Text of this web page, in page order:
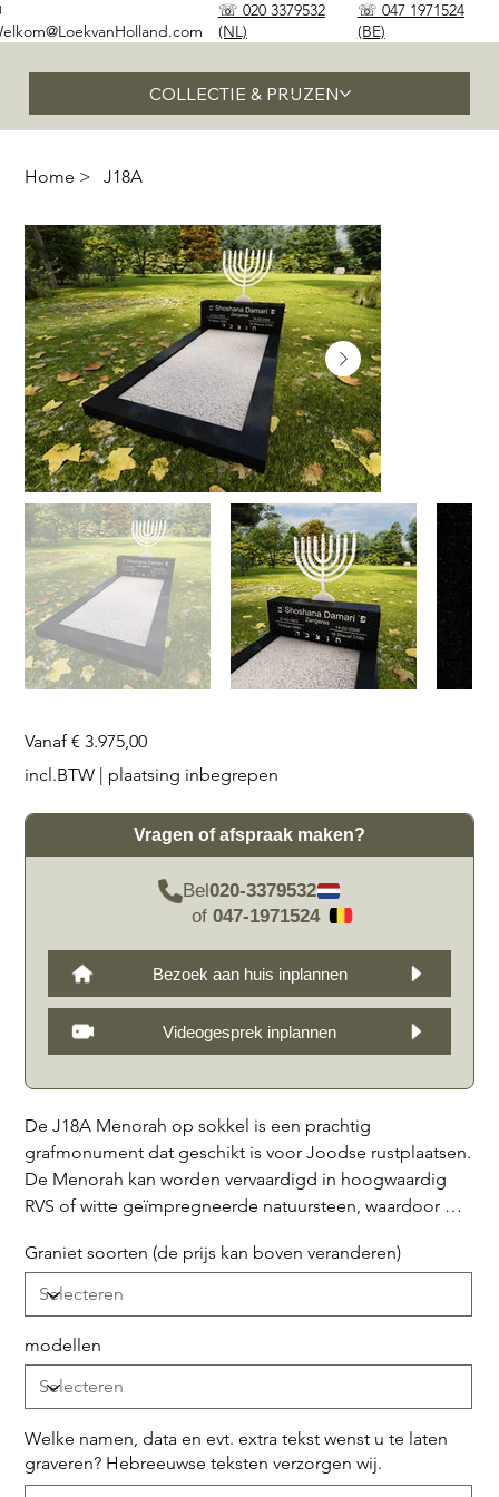
COLLECTIE & PRIJZEN
☏ 020 3379532
(NL)
☏ 047 1971524
(BE)
Home > J18A
Vanaf Prijs
€ 3.975,00
incl.BTW
plaatsing inbegrepen
Vragen of afspraak maken?
Bel020-3379532
of 047-1971524
Bezoek aan huis inplannen
Videogesprek inplannen
De J18A Menorah op sokkel is een prachtig
grafmonument dat geschikt is voor Joodse rustplaatsen.
De Menorah kan worden vervaardigd in hoogwaardig
RVS of witte geïmpregneerde natuursteen, waardoor het
fraaie sokkel waarop ook joodse teksten kunnen
worden gegraveerd, waardoor het een persoonlijke en
betekenisvolle toevoeging is aan de rustplaats van uw
dierbare. Het monument wordt geleverd met een
bijpassende rand, waartussen siersteentjes kunnen
worden geplaatst, of kan worden bedekt met een halve
zijn elegante en sobere uitstraling is de J18A
Menorah op sokkel een respectvolle en mooie keuze
Graniet soorten (de prijs kan boven veranderen)
modellen
Welke namen, data en evt. extra tekst wenst u te laten
graveren? Hebreeuwse teksten verzorgen wij.